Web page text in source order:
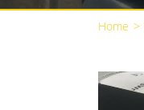
Home >